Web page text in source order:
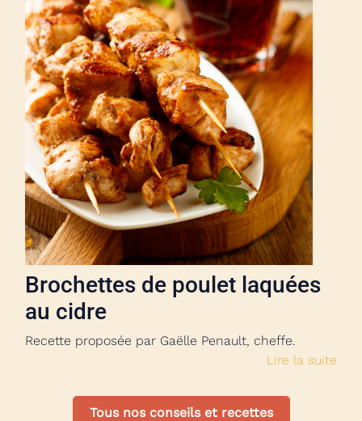
Brochettes de poulet laquées
au cidre
Recette proposée par Gaëlle Penault, cheffe.
Lire la suite
Tous nos conseils et recettes